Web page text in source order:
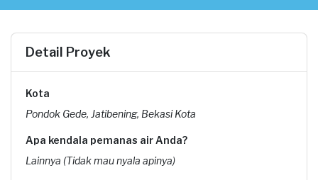
Detail Proyek
Kota
Pondok Gede, Jatibening, Bekasi Kota
Apa kendala pemanas air Anda?
Lainnya (Tidak mau nyala apinya)